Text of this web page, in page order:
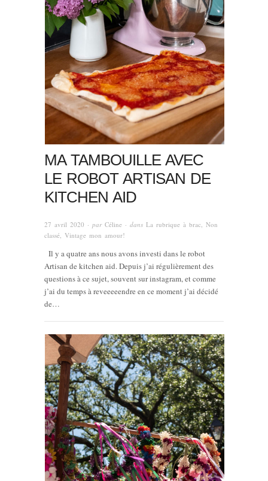
MA TAMBOUILLE AVEC
LE ROBOT ARTISAN DE
KITCHEN AID
27 avril 2020 · par Céline · dans La rubrique à brac, Non
classé, Vintage mon amour!
Il y a quatre ans nous avons investi dans le robot
Artisan de kitchen aid. Depuis j’ai régulièrement des
questions à ce sujet, souvent sur instagram, et comme
j’ai du temps à reveeeeendre en ce moment j’ai décidé
de…